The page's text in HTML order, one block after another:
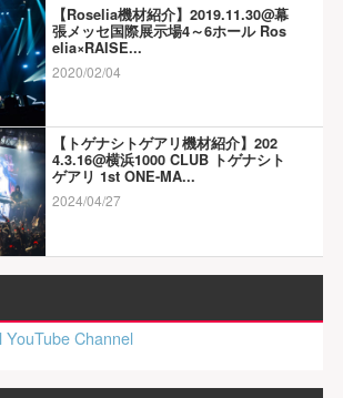
【Roselia機材紹介】2019.11.30@幕
張メッセ国際展示場4～6ホール Ros
elia×RAISE...
2020/02/04
【トゲナシトゲアリ機材紹介】202
4.3.16@横浜1000 CLUB トゲナシト
ゲアリ 1st ONE-MA...
2024/04/27
YouTube Channel